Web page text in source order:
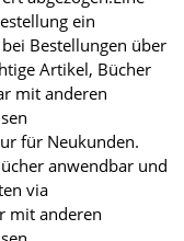
ein
Bestellungen über
Artikel, Bücher
mit anderen
für Neukunden.
anwendbar und
via
mit anderen